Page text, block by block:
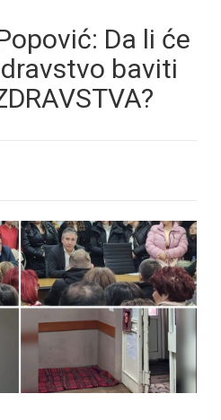
Da li će
baviti